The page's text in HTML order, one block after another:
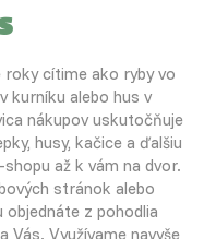
roky cítime ako ryby vo
kurníku alebo hus v
nákupov uskutočňuje
husy, kačice a ďalšiu
až k vám na dvor.
stránok alebo
objednáte z pohodlia
Vás. Využívame navyše